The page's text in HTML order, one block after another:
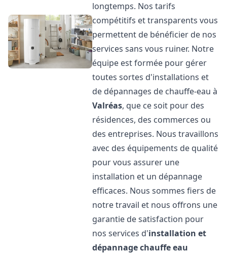
longtemps. Nos tarifs
compétitifs et transparents vous
permettent de bénéficier de nos
services sans vous ruiner. Notre
équipe est formée pour gérer
toutes sortes d'installations et
de dépannages de chauffe-eau à
Valréas, que ce soit pour des
résidences, des commerces ou
des entreprises. Nous travaillons
avec des équipements de qualité
pour vous assurer une
installation et un dépannage
efficaces. Nous sommes fiers de
notre travail et nous offrons une
garantie de satisfaction pour
nos services d'installation et
dépannage chauffe eau